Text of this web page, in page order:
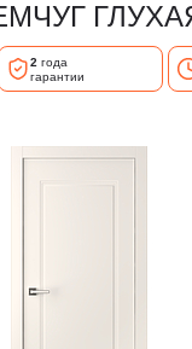
2 года
гарантии